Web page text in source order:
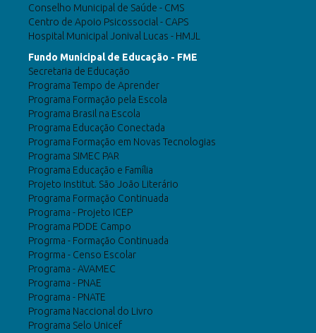
Conselho Municipal de Saúde - CMS
Centro de Apoio Psicossocial - CAPS
Hospital Municipal Jonival Lucas - HMJL
Fundo Municipal de Educação - FME
Secretaria de Educação
Programa Tempo de Aprender
Programa Formação pela Escola
Programa Brasil na Escola
Programa Educação Conectada
Programa Formação em Novas Tecnologias
Programa SIMEC PAR
Programa Educação e Família
Projeto Institut. São João Literário
Programa Formação Continuada
Programa - Projeto ICEP
Programa PDDE Campo
Progrma - Formação Continuada
Progrma - Censo Escolar
Programa - AVAMEC
Programa - PNAE
Programa - PNATE
Programa Naccional do Livro
Programa Selo Unicef